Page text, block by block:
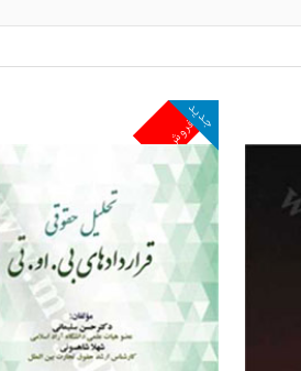
پرفروش
جدید